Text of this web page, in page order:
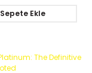
Sepete Ekle